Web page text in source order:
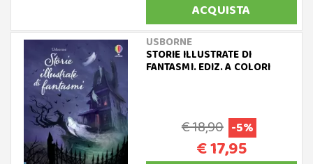
ACQUISTA
USBORNE
STORIE ILLUSTRATE DI
FANTASMI. EDIZ. A COLORI
€ 18,90 -5%
€ 17,95